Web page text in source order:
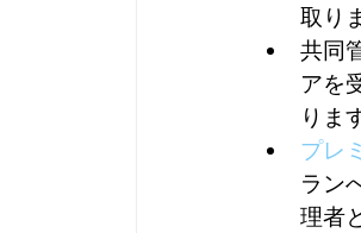
取り
共同
アを
りま
プレ
ラン
理者